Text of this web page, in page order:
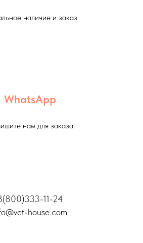
наличие и заказ
WhatsApp
нам для заказа
11-24
house.com